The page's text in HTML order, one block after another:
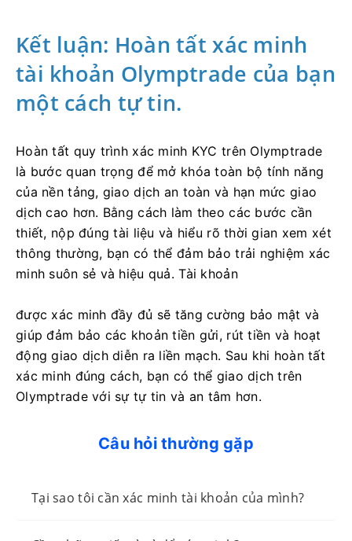
Kết luận: Hoàn tất xác minh
tài khoản Olymptrade của bạn
một cách tự tin.
Hoàn tất quy trình xác minh KYC trên Olymptrade
là bước quan trọng để mở khóa toàn bộ tính năng
của nền tảng, giao dịch an toàn và hạn mức giao
dịch cao hơn. Bằng cách làm theo các bước cần
thiết, nộp đúng tài liệu và hiểu rõ thời gian xem xét
thông thường, bạn có thể đảm bảo trải nghiệm xác
minh suôn sẻ và hiệu quả. Tài khoản
được xác minh đầy đủ sẽ tăng cường bảo mật và
giúp đảm bảo các khoản tiền gửi, rút ​​tiền và hoạt
động giao dịch diễn ra liền mạch. Sau khi hoàn tất
xác minh đúng cách, bạn có thể giao dịch trên
Olymptrade với sự tự tin và an tâm hơn.
Câu hỏi thường gặp
Tại sao tôi cần xác minh tài khoản của mình?